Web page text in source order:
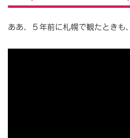
ああ、５年前に札幌で観たときも